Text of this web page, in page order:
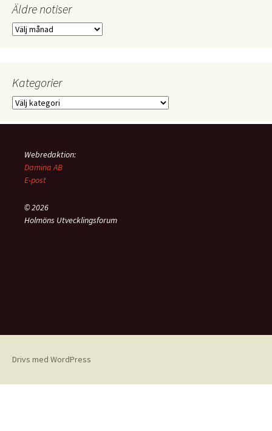
Äldre notiser
Äldre
Kategorier
Kategorier
Webredaktion:
Damina AB
E-post
© 2026
Holmöns Utvecklingsforum
Drivs med WordPress